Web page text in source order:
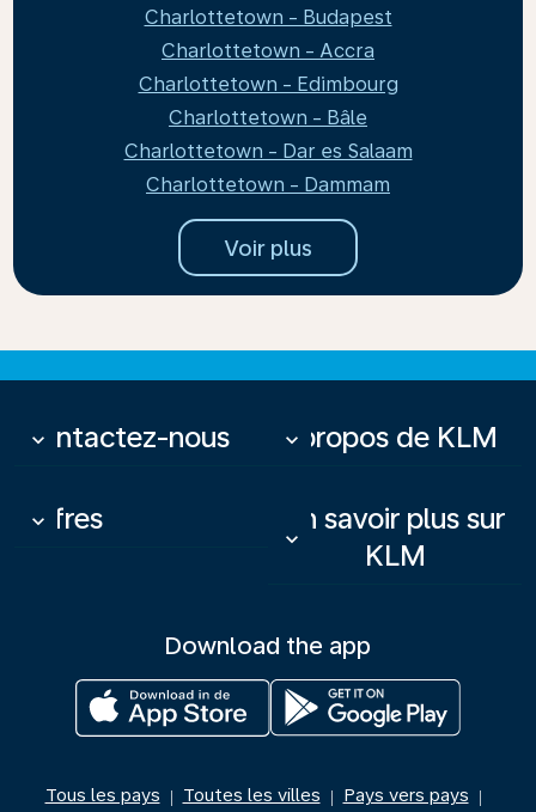
Charlottetown - Budapest
Charlottetown - Accra
Charlottetown - Edimbourg
Charlottetown - Bâle
Charlottetown - Dar es Salaam
Charlottetown - Dammam
Voir plus
Contactez-nous
keyboard_arrow_down À propos de KLM
keyboard_arrow_down
Offres
keyboard_arrow_down
En savoir plus sur
KLM
keyboard_arrow_down
Download the app
Tous les pays | Toutes les villes | Pays vers pays |